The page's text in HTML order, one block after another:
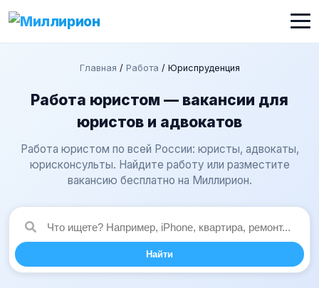
Главная / Работа / Юриспруденция
Работа юристом — вакансии для
юристов и адвокатов
Работа юристом по всей России: юристы, адвокаты,
юрисконсульты. Найдите работу или разместите
вакансию бесплатно на Миллирион.
Найти